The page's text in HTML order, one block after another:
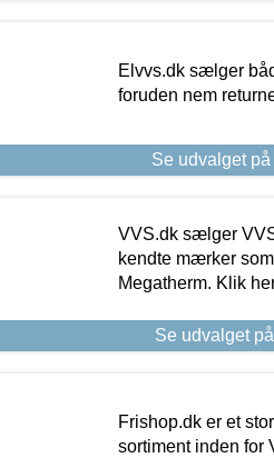
Elvvs.dk sælger
foruden nem
Se udvalget
VVS.dk sælger
kendte mærker
Megatherm. Klik
Se udvalget
Frishop.dk er et
sortiment inden for